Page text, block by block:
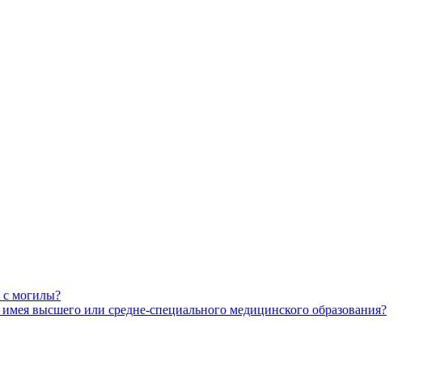
могилы?
высшего или средне-специального медицинского образования?